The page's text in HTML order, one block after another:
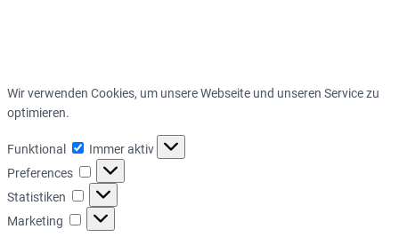
Wir verwenden Cookies, um unsere Webseite und unseren Service zu
optimieren.
Funktional Funktional
Immer aktiv
Preferences
Preferences
Statistiken Statistiken
Marketing Marketing